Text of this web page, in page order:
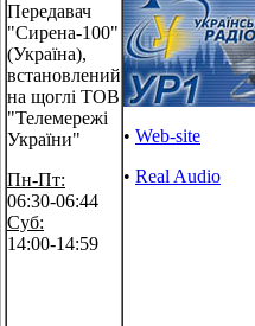
Передавач
"Сирена-100"
(Україна),
встановлений
на щоглі ТОВ
"Телемережі
України"
Пн-Пт:
06:30-06:44
Суб:
14:00-14:59
• Web-site
• Real Audio